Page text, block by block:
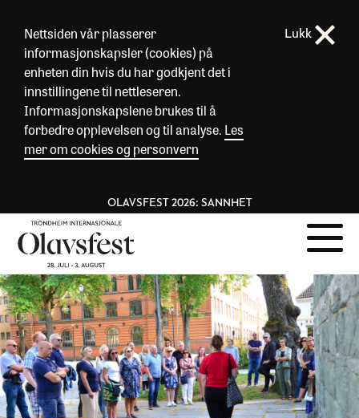
Nettsiden vår plasserer
informasjonskapsler (cookies) på
enheten din hvis du har godkjent det i
innstillingene til nettleseren.
Informasjonskapslene brukes til å
forbedre opplevelsen og til analyse. Les
mer om cookies og personvern
Lukk
OLAVSFEST 2026: SANNHET